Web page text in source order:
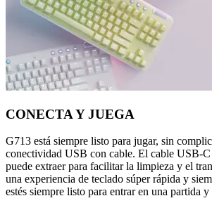
CONECTA Y JUEGA
G713 está siempre listo para jugar, sin
conectividad USB con cable. El cable USB-
puede extraer para facilitar la limpieza y el
una experiencia de teclado súper rápida y
estés siempre listo para entrar en una partida